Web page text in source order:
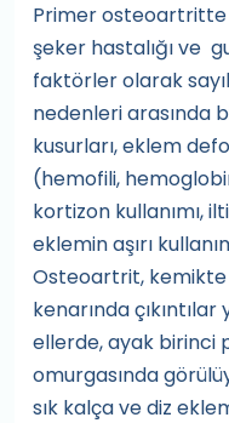
Primer osteoartritte
şeker hastalığı ve
faktörler olarak
nedenleri arasında
kusurları, eklem
(hemofili,
kortizon kullanımı,
eklemin aşırı
Osteoartrit,
kenarında
ellerde, ayak birinci
omurgasında
sık kalça ve diz